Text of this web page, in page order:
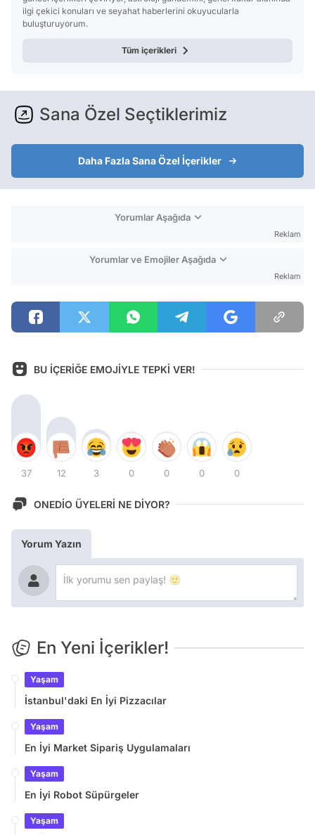
ilgi çekici konuları ve seyahat haberlerini okuyucularla
buluşturuyorum.
Tüm içerikleri
Sana Özel Seçtiklerimiz
Daha Fazla Sana Özel İçerikler
Yorumlar Aşağıda
Reklam
Yorumlar ve Emojiler Aşağıda
Reklam
BU İÇERİĞE EMOJİYLE TEPKİ VER!
37 12 3 0 0 0 0
ONEDİO ÜYELERİ NE DİYOR?
Yorum Yazın
En Yeni İçerikler!
Yaşam
İstanbul'daki En İyi Pizzacılar
Yaşam
En İyi Market Sipariş Uygulamaları
Yaşam
En İyi Robot Süpürgeler
Yaşam